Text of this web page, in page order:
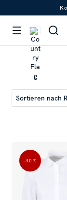
Sortieren nach
-40 %